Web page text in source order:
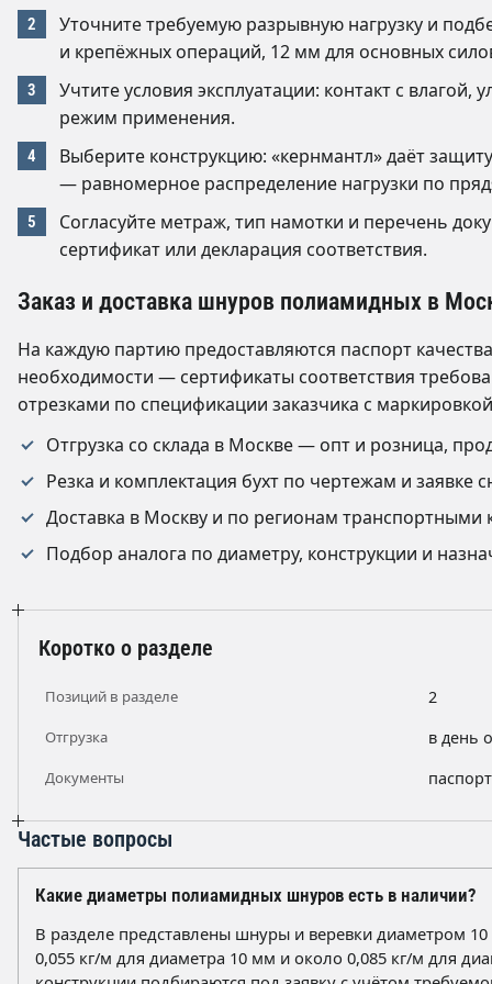
Уточните требуемую разрывную нагрузку и
и крепёжных операций, 12 мм для основных
Учтите условия эксплуатации: контакт с
режим применения.
Выберите конструкцию: «кернмантл» даёт
— равномерное распределение нагрузки по
Согласуйте метраж, тип намотки и перечень
сертификат или декларация соответствия.
Заказ и доставка шнуров полиамидных в
На каждую партию предоставляются паспорт
необходимости — сертификаты соответствия
отрезками по спецификации заказчика с
Отгрузка со склада в Москве — опт и розница,
Резка и комплектация бухт по чертежам и заявке
Доставка в Москву и по регионам транспортными
Подбор аналога по диаметру, конструкции и
Коротко о разделе
Позиций в разделе 2
Отгрузка в день
Документы
Частые вопросы
Какие диаметры полиамидных шнуров есть в наличии?
В разделе представлены шнуры и веревки диаметром
0,055 кг/м для диаметра 10 мм и около 0,085 кг/м для